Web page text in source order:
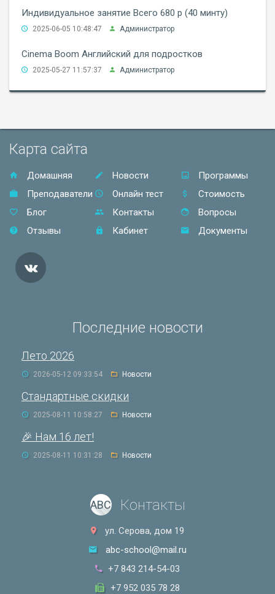
Индивидуальное занятие Всего 680 р (40 минту)
2025-06-05 10:48:47 Администратор
Cinema Boom Английский для подростков
2025-05-27 11:57:37 Администратор
Карта сайта
Домашняя Новости
Программы
Преподаватели
Онлайн тест
Стоимость
Блог
Контакты
Вопросы
Отзывы
Кабинет Документы
Последние новости
Лето 2026
2026-05-12 09:33:54 Новости
Стандартные скидки
2025-08-11 10:58:27 Новости
🎉 Нам 16 лет!
2025-08-11 10:31:28 Новости
ABC Контакты
ул. Серова, дом 19
abc-school@mail.ru
+7 843 214-54-03
+7 952 035 78 28